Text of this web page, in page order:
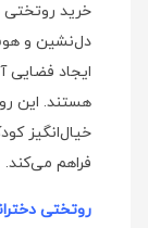
خرید روتختی
دل‌نشین و
ایجاد فضایی
هستند. این
خیال‌انگیز
فراهم می‌کند.
روتختی